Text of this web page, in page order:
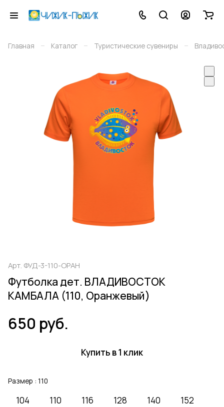
Главная – Каталог – Туристические сувениры –
Арт. ФУД-3-110-ОРАН
Футболка дет. ВЛАДИВОСТОК
КАМБАЛА (110, Оранжевый)
650 руб.
Купить в 1 клик
Размер : 110
104 110 116 128 140 152